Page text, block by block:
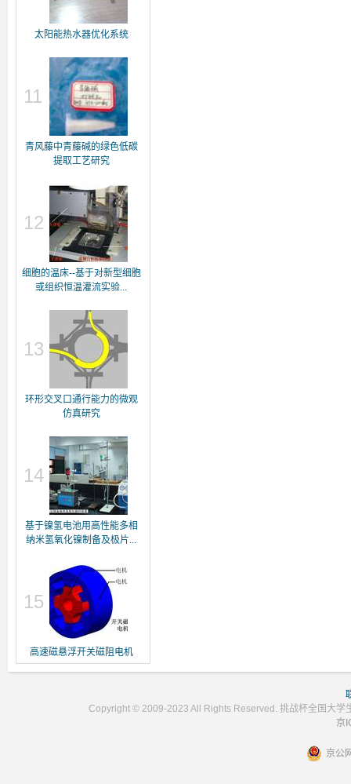
太阳能热水器优化系统
11
青风藤中青藤碱的绿色低碳
提取工艺研究
12
细胞的温床--基于对新型细胞
或组织恒温灌流实验...
13
环形交叉口通行能力的微观
仿真研究
14
基于镍氢电池用高性能多相
纳米氢氧化镍制备及极片...
15
高速磁悬浮开关磁阻电机
Copyright © 2009-2023 All Rights Reserved. 挑战杯全国大学
京
京公